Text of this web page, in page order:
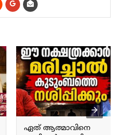
ഏത് ആത്മാവിനെ